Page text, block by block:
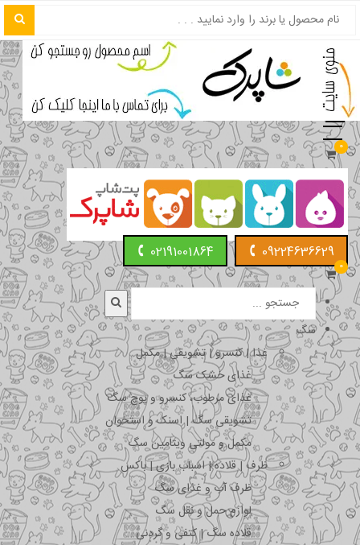
0
09224636629
02191001864
0
سگ
غذا | کنسرو | تشویقی | مکمل
غذای خشک سگ
غذای مرطوب، کنسرو و پوچ سگ
تشویقی سگ | اسنک و استخوان
مکمل و مولتی ویتامین سگ
ظرف | قلاده | اسباب بازی | باکس
ظرف آب و غذای سگ
لوازم حمل و نقل سگ
قلاده سگ | کتفی و گردنی